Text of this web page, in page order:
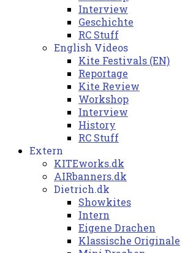
Interview
Geschichte
RC Stuff
English Videos
Kite Festivals (EN)
Reportage
Kite Review
Workshop
Interview
History
RC Stuff
Extern
KITEworks.dk
AIRbanners.dk
Dietrich.dk
Showkites
Intern
Eigene Drachen
Klassische Originale